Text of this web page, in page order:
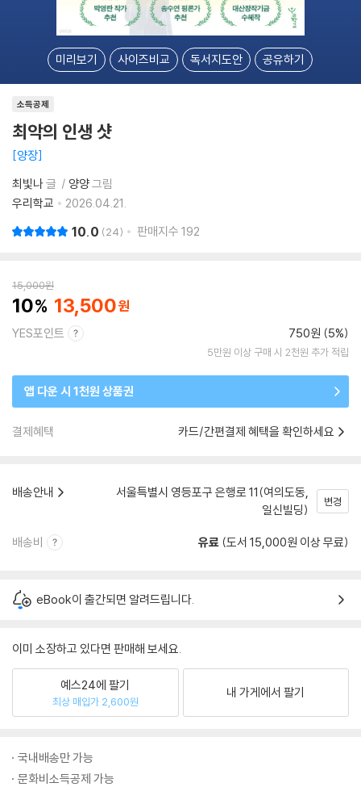
미리보기 사이즈비교 독서지도안 공유하기
소득공제
최악의 인생 샷
양장
최빛나글 양양그림
우리학교
2026.04.21.
10.0 24 판매지수 192
15,000원
10 13,500
YES포인트 750원 (5%)
5만원 이상 구매 시 2천원 추가 적립
앱 다운 시 1천원 상품권
결제혜택 카드/간편결제 혜택을 확인하세요
배송안내
서울특별시 영등포구 은행로 11(여의도동,
일신빌딩)
변경
배송비 유료 (도서 15,000원 이상 무료)
eBook이 출간되면 알려드립니다.
이미 소장하고 있다면 판매해 보세요.
예스24에 팔기
최상 매입가 2,600원
내 가게에서 팔기
국내배송만 가능
문화비소득공제 가능